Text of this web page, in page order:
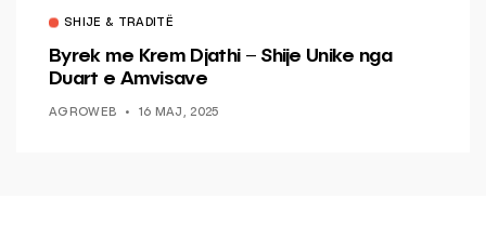
SHIJE & TRADITË
Byrek me Krem Djathi – Shije Unike nga
Duart e Amvisave
AGROWEB 16 MAJ, 2025